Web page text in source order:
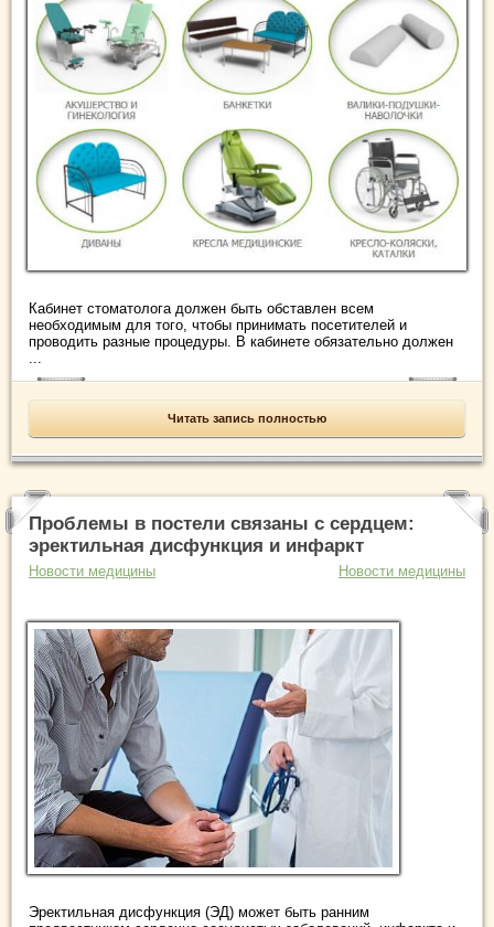
Кабинет стоматолога должен быть обставлен всем
необходимым для того, чтобы принимать посетителей и
проводить разные процедуры. В кабинете обязательно должен
Читать запись полностью
Проблемы в постели связаны с сердцем:
эректильная дисфункция и инфаркт
Новости медицины Новости медицины
Эректильная дисфункция (ЭД) может быть ранним